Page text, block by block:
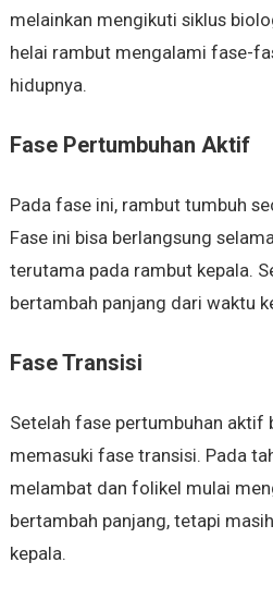
melainkan mengikuti siklus
helai rambut mengalami fase-
hidupnya.
Fase Pertumbuhan Aktif
Pada fase ini, rambut tumbuh
Fase ini bisa berlangsung
terutama pada rambut kepala.
bertambah panjang dari waktu
Fase Transisi
Setelah fase pertumbuhan aktif
memasuki fase transisi. Pada
melambat dan folikel mulai
bertambah panjang, tetapi
kepala.